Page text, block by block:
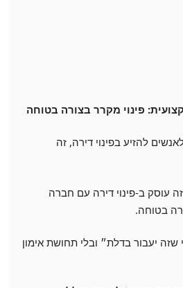
פינוי מקרר בצורה בטוחה
להזיע בפינוי דירה, זה
עוסק ב-פינוי דירה עם חברה
בטוחה.
יעבור בדלת״ ובלי תחושת אימון